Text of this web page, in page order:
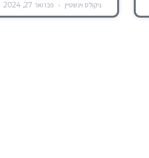
ניקולס וינשטיין פברואר 27, 2024